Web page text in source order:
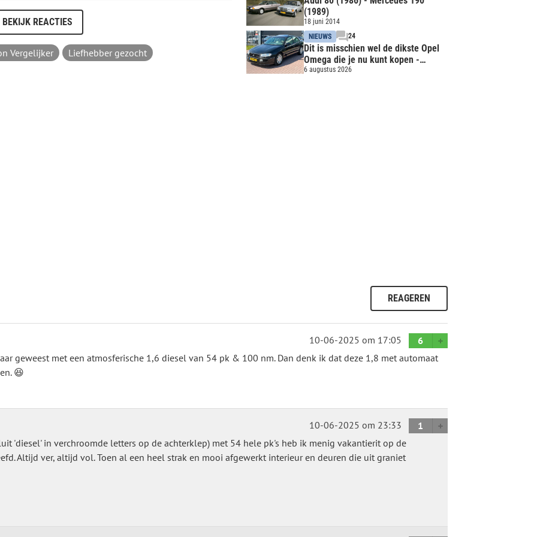
BEKIJK REACTIES
Vergelijker Liefhebber gezocht
(1989)
18 juni 2014
NIEUWS
24
Dit is misschien wel de dikste Opel
Omega die je nu kunt kopen -
Liefhebber gezocht
6 augustus 2026
REAGEREN
10-06-2025 om 17:05
6
geweest met een atmosferische 1,6 diesel van 54 pk & 100 nm. Dan denk ik dat deze 1,8 met automaat
😆
10-06-2025 om 23:33
1
'diesel' in verchroomde letters op de achterklep) met 54 hele pk's heb ik menig vakantierit op de
Altijd ver, altijd vol. Toen al een heel strak en mooi afgewerkt interieur en deuren die uit graniet